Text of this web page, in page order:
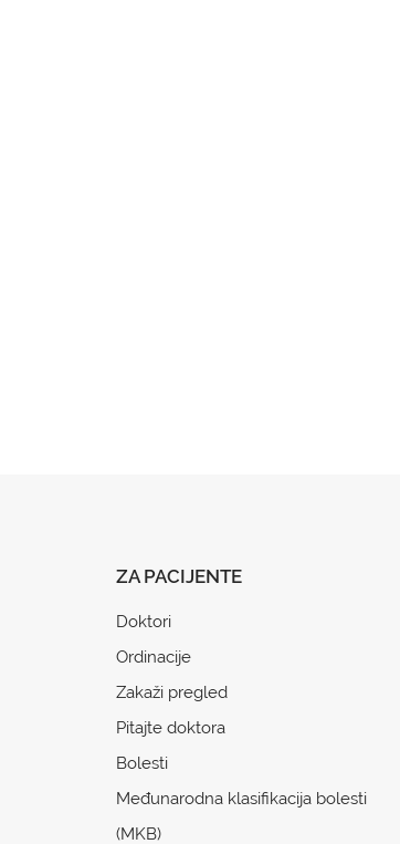
ZA PACIJENTE
Doktori
Ordinacije
Zakaži pregled
Pitajte doktora
Bolesti
Međunarodna klasifikacija bolesti
(MKB)